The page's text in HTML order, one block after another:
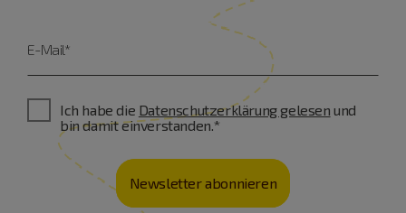
E-Mail*
Ich habe die Datenschutzerklärung gelesen und
bin damit einverstanden.*
Newsletter abonnieren